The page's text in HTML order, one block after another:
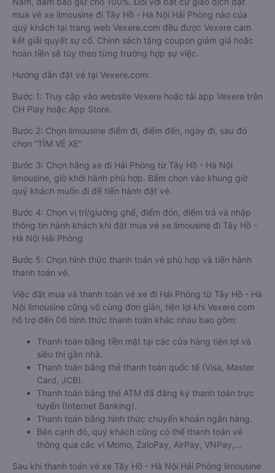
mua vé xe limousine đi Tây Hồ - Hà Nội Hải Phòng nào của
quý khách tại trang web Vexere.com đều được Vexere cam
kết giải quyết sự cố. Chính sách tặng coupon giảm giá hoặc
hoàn tiền sẽ tùy theo từng trường hợp sự việc.
Hướng dẫn đặt vé tại Vexere.com:
Bước 1: Truy cập vào website Vexere hoặc tải app Vexere trên
CH Play hoặc App Store.
Bước 2: Chọn limousine điểm đi, điểm đến, ngày đi, sau đó
chọn “TÌM VÉ XE”.
Bước 3: Chọn hãng xe đi Hải Phòng từ Tây Hồ - Hà Nội
limousine, giờ khởi hành phù hợp. Bấm chọn vào khung giờ
quý khách muốn đi để tiến hành đặt vé.
Bước 4: Chọn vị trí/giường ghế, điểm đón, điểm trả và nhập
thông tin hành khách khi đặt mua vé xe limousine đi Tây Hồ -
Hà Nội Hải Phòng
Bước 5: Chọn hình thức thanh toán vé phù hợp và tiến hành
thanh toán vé.
Việc đặt mua và thanh toán vé xe đi Hải Phòng từ Tây Hồ - Hà
Nội limousine cũng vô cùng đơn giản, tiện lợi khi Vexere.com
hỗ trợ đến 06 hình thức thanh toán khác nhau bao gồm:
Thanh toán bằng tiền mặt tại các cửa hàng tiện lợi và
siêu thị gần nhà.
Thanh toán bằng thẻ thanh toán quốc tế (Visa, Master
Card, JCB).
Thanh toán bằng thẻ ATM đã đăng ký thanh toán trực
tuyến (Internet Banking).
Thanh toán bằng hình thức chuyển khoản ngân hàng.
Bên cạnh đó, quý khách cũng có thể thanh toán vé
thông qua các ví Momo, ZaloPay, AirPay, VNPay,…
Sau khi thanh toán vé xe Tây Hồ - Hà Nội Hải Phòng limousine